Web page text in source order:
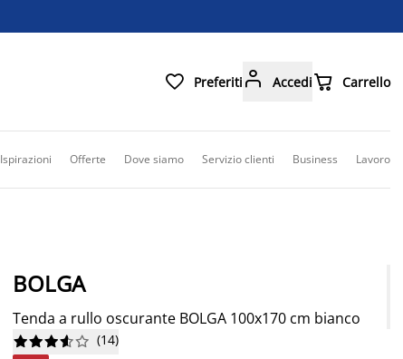
 Preferiti  Accedi Carrello
Ispirazioni Offerte Dove siamo Servizio clienti Business Lavoro
BOLGA
Tenda a rullo oscurante BOLGA 100x170 cm bianco





 (14)